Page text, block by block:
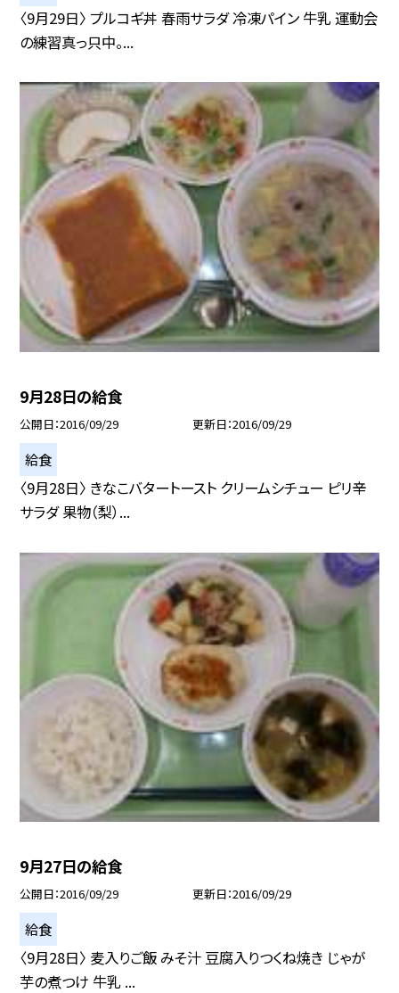
〈9月29日〉 プルコギ丼 春雨サラダ 冷凍パイン 牛乳 運動会
の練習真っ只中。...
9月28日の給食
公開日 2016/09/29 更新日 2016/09/29
給食
〈9月28日〉 きなこバタートースト クリームシチュー ピリ辛
サラダ 果物（梨）...
9月27日の給食
公開日 2016/09/29 更新日 2016/09/29
給食
〈9月28日〉 麦入りご飯 みそ汁 豆腐入りつくね焼き じゃが
芋の煮つけ 牛乳 ...